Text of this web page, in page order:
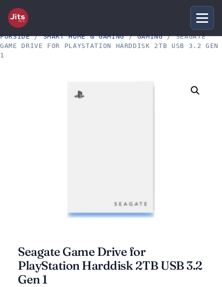
FORSIDE/SMART HOME & GAMING/GAMING/ SEAGATE
GAME DRIVE FOR PLAYSTATION HARDDISK 2TB USB 3.2 GEN
1
Seagate Game Drive for
PlayStation Harddisk 2TB USB 3.2
Gen 1